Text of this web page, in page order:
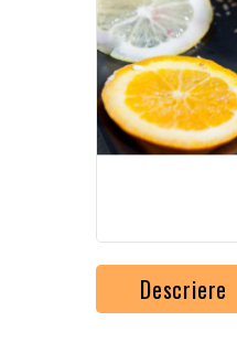
Descriere